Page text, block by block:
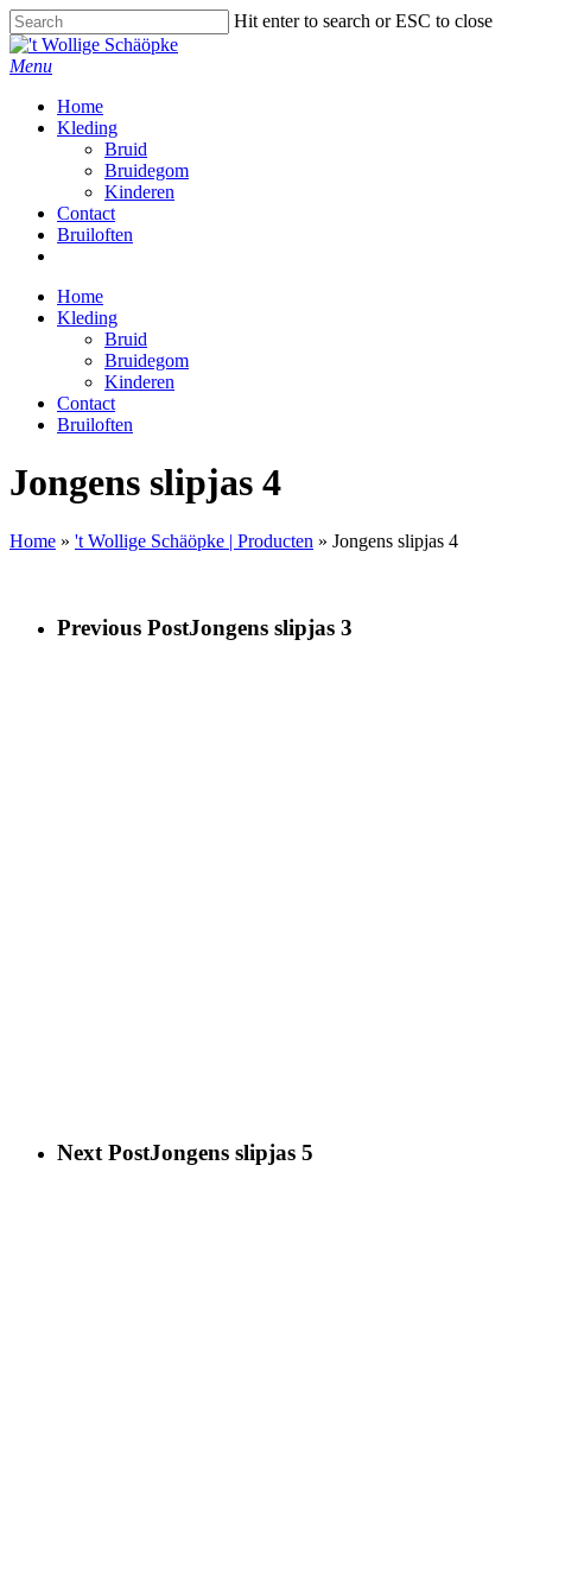
Skip
to
main
Hit enter to search or ESC to close
Close
Search
Menu
Home
Kleding
Bruid
Bruidegom
Kinderen
Contact
Bruiloften
Home
Kleding
Bruid
Bruidegom
Kinderen
Contact
Bruiloften
Jongens slipjas 4
Home » 't Wollige Schäöpke | Producten » Jongens slipjas 4
Previous PostJongens slipjas 3
Next PostJongens slipjas 5